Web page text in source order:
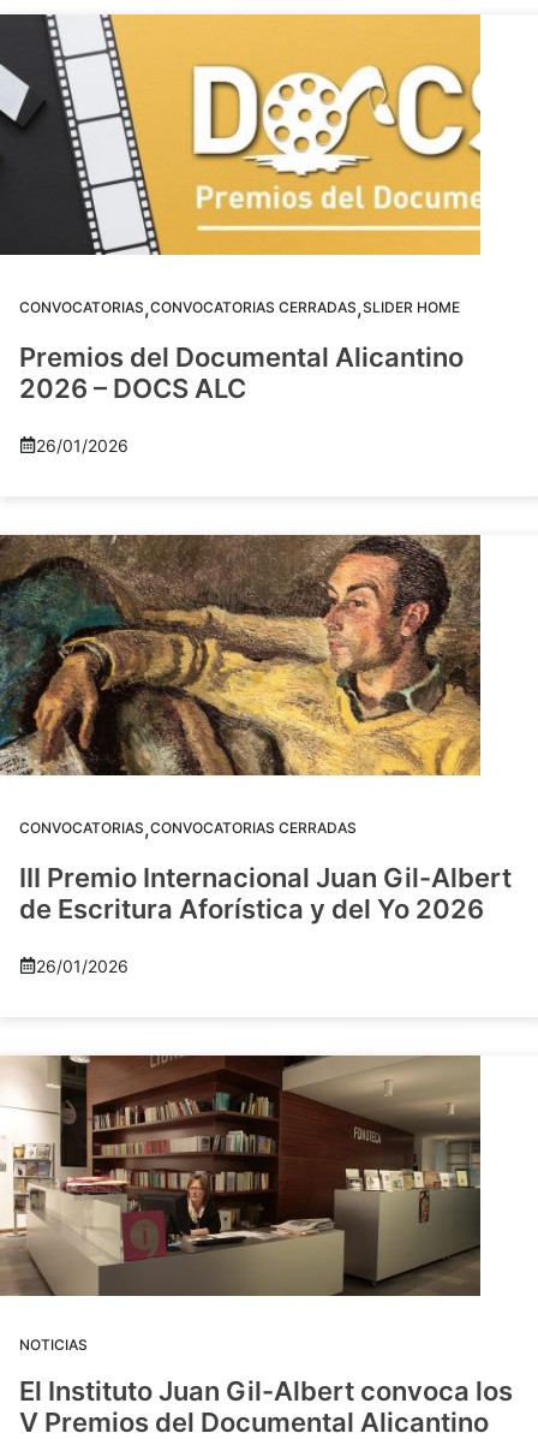
CONVOCATORIAS,CONVOCATORIAS CERRADAS,SLIDER HOME
Premios del Documental Alicantino
2026 – DOCS ALC
26/01/2026
CONVOCATORIAS,CONVOCATORIAS CERRADAS
III Premio Internacional Juan Gil-Albert
de Escritura Aforística y del Yo 2026
26/01/2026
NOTICIAS
El Instituto Juan Gil-Albert convoca los
V Premios del Documental Alicantino